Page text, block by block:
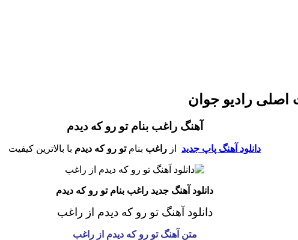
اصلی رادیو جوان
آهنگ راغب بنام تو رو که دیدم
دانلود آهنگ پاپ جدید از راغب بنامتو رو که دیدم با بالاترین کیفیت
دانلود آهنگ جدید راغب بنام تو رو که دیدم
دانلود آهنگ تو رو که دیدم از راغب
متن آهنگ تو رو که دیدم از راغب